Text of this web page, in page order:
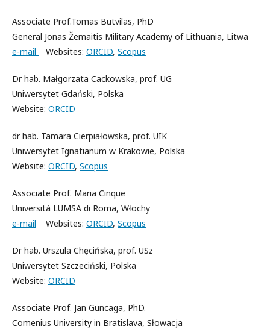
Associate Prof.Tomas Butvilas, PhD
General Jonas Žemaitis Military Academy of Lithuania, Litwa
e-mail
Websites: ORCID, Scopus
Dr hab. Małgorzata Cackowska, prof. UG
Uniwersytet Gdański, Polska
Website: ORCID
dr hab. Tamara Cierpiałowska, prof. UIK
Uniwersytet Ignatianum w Krakowie, Polska
Website: ORCID, Scopus
Associate Prof. Maria Cinque
Università LUMSA di Roma, Włochy
e-mail Websites: ORCID, Scopus
Dr hab. Urszula Chęcińska, prof. USz
Uniwersytet Szczeciński, Polska
Website: ORCID
Associate Prof. Jan Guncaga, PhD.
Comenius University in Bratislava, Słowacja